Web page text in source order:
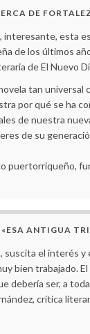
DE
interesante, esta
de los últimos
de El Nuevo
tan universal
por qué se ha
de nuestra
de su
puertorriqueño,
ANTIGUA
suscita el interés y
bien trabajado.
debería ser, a
crítica